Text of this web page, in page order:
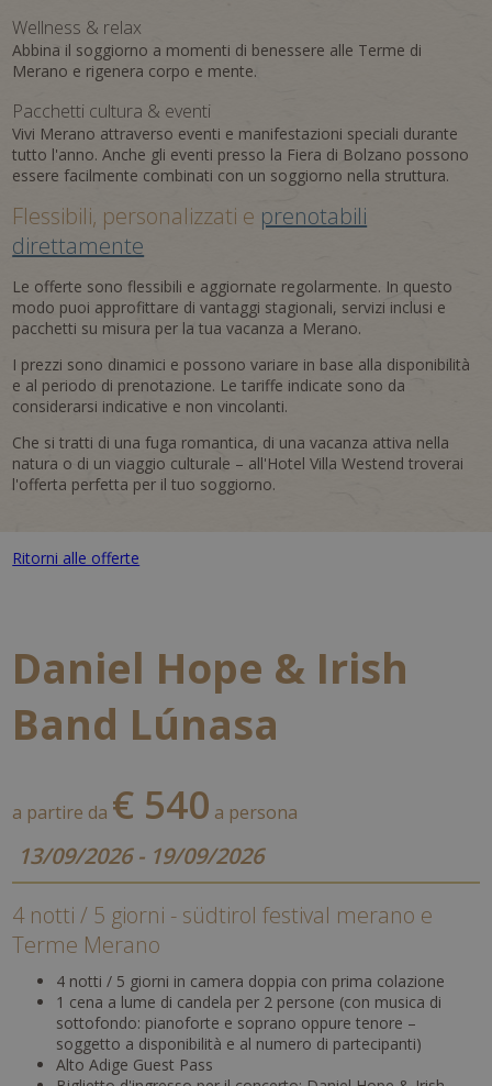
Wellness & relax
Abbina il soggiorno a momenti di benessere alle Terme di
Merano e rigenera corpo e mente.
Pacchetti cultura & eventi
Vivi Merano attraverso eventi e manifestazioni speciali durante
tutto l'anno. Anche gli eventi presso la Fiera di Bolzano possono
essere facilmente combinati con un soggiorno nella struttura.
Flessibili, personalizzati e prenotabili
direttamente
Le offerte sono flessibili e aggiornate regolarmente. In questo
modo puoi approfittare di vantaggi stagionali, servizi inclusi e
pacchetti su misura per la tua vacanza a Merano.
I prezzi sono dinamici e possono variare in base alla disponibilità
e al periodo di prenotazione. Le tariffe indicate sono da
considerarsi indicative e non vincolanti.
Che si tratti di una fuga romantica, di una vacanza attiva nella
natura o di un viaggio culturale – all'Hotel Villa Westend troverai
l'offerta perfetta per il tuo soggiorno.
Ritorni alle offerte
Daniel Hope & Irish
Band Lúnasa
a partire da € 540 a persona
13/09/2026 - 19/09/2026
4 notti / 5 giorni - südtirol festival merano e
Terme Merano
4 notti / 5 giorni in camera doppia con prima colazione
1 cena a lume di candela per 2 persone (con musica di
sottofondo: pianoforte e soprano oppure tenore –
soggetto a disponibilità e al numero di partecipanti)
Alto Adige Guest Pass